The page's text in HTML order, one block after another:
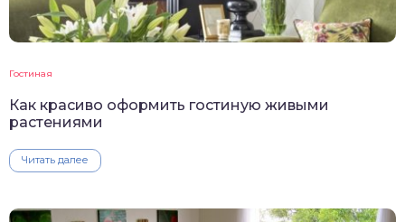
Гостиная
Как красиво оформить гостиную живыми
растениями
Читать далее